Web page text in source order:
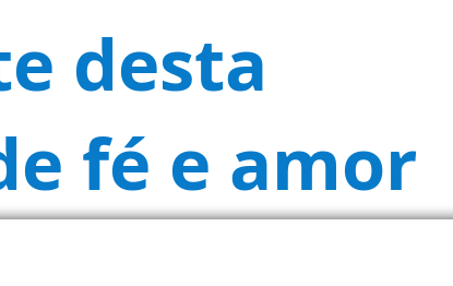
desta
fé e amor